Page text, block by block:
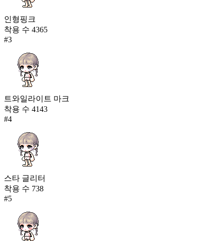
인형핑크
착용 수 4365
#3
트와일라이트 마크
착용 수 4143
#4
스타 글리터
착용 수 738
#5